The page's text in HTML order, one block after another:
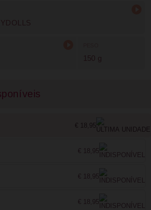
150 g
€ 18,95
€ 18,95
€ 18,95
€ 18,95